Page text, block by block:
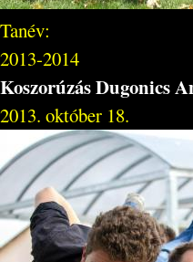
Tanév:
2013-2014
Koszorúzás Dugonics
2013. október 18.